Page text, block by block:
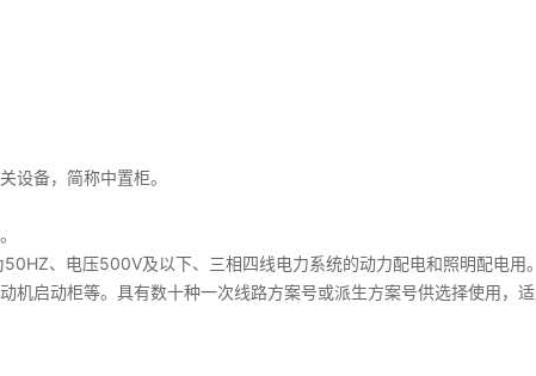
设备，简称中置柜。
、电压500V及以下、三相四线电力系统的动力配电和照明配电
启动柜等。具有数十种一次线路方案号或派生方案号供选择使用，适